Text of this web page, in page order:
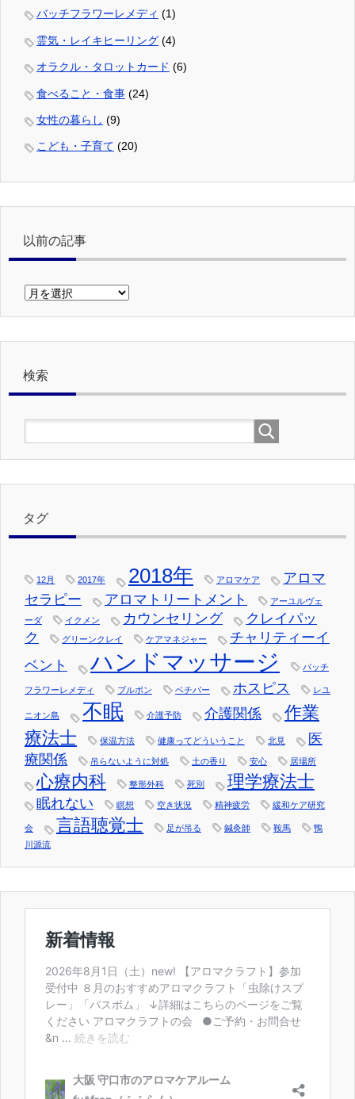
バッチフラワーレメディ (1)
霊気・レイキヒーリング (4)
オラクル・タロットカード (6)
食べること・食事 (24)
女性の暮らし (9)
こども・子育て (20)
以前の記事
以
の
検索
タグ
12月 2017年 2018年 アロマケア
アロマ
セラピー
アロマトリートメント
アーユルヴェ
ーダ
イクメン カウンセリング
クレイパッ
ク
グリーンクレイ ケアマネジャー
チャリティーイ
ベント
ハンドマッサージ バッチ
フラワーレメディ ブルボン ベチバー ホスピス レユ
ニオン島 不眠 介護予防 介護関係
作業
療法士
保温方法 健康ってどういうこと 北見
医
療関係
吊らないように対処 土の香り 安心 居場所
心療内科 整形外科 死別 理学療法士
眠れない 瞑想 空き状況 精神疲労 緩和ケア研究
会 言語聴覚士 足が吊る 鍼灸師 鞍馬
鴨
川源流